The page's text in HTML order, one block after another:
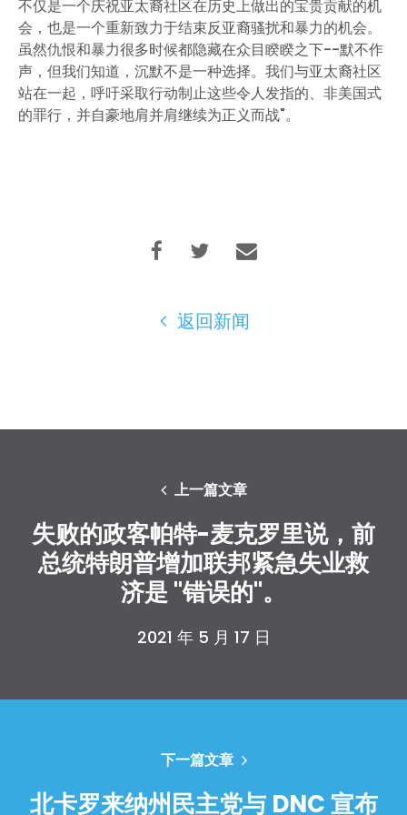
首页
不仅是一个庆祝亚太裔社区在历史上做出的宝贵贡献的机
会，也是一个重新致力于结束反亚裔骚扰和暴力的机会。
虽然仇恨和暴力很多时候都隐藏在众目睽睽之下--默不作
声，但我们知道，沉默不是一种选择。我们与亚太裔社区
站在一起，呼吁采取行动制止这些令人发指的、非美国式
的罪行，并自豪地肩并肩继续为正义而战"。
返回新闻
上一篇文章
失败的政客帕特-麦克罗里说，前
总统特朗普增加联邦紧急失业救
济是 "错误的"。
2021 年 5 月 17 日
下一篇文章
北卡罗来纳州民主党与 DNC 宣布